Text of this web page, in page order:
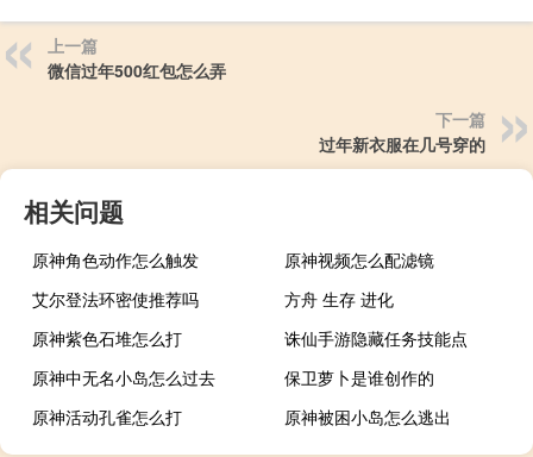
上一篇
微信过年500红包怎么弄
下一篇
过年新衣服在几号穿的
相关问题
原神角色动作怎么触发
原神视频怎么配滤镜
艾尔登法环密使推荐吗
方舟 生存 进化
原神紫色石堆怎么打
诛仙手游隐藏任务技能点
原神中无名小岛怎么过去
保卫萝卜是谁创作的
原神活动孔雀怎么打
原神被困小岛怎么逃出